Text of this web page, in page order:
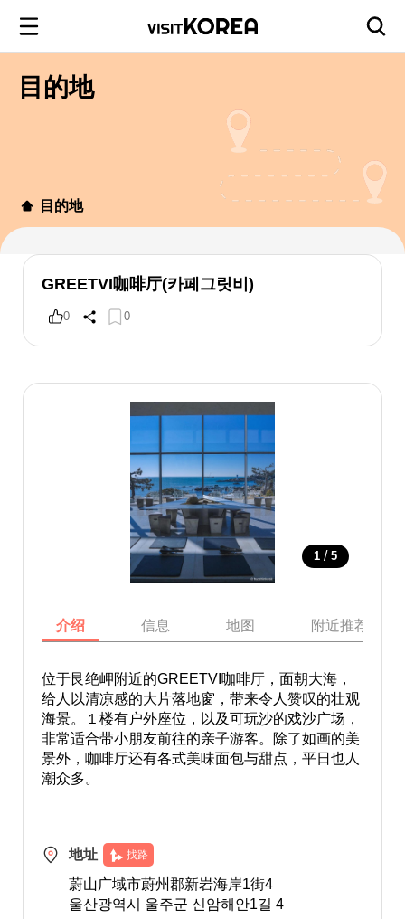
目的地
目的地
GREETVI咖啡厅(카페그릿비)
0 0
1 / 5
介绍 信息 地图 附近推荐景点
位于艮绝岬附近的GREETVI咖啡厅，面朝大海，
给人以清凉感的大片落地窗，带来令人赞叹的壮观
海景。１楼有户外座位，以及可玩沙的戏沙广场，
非常适合带小朋友前往的亲子游客。除了如画的美
景外，咖啡厅还有各式美味面包与甜点，平日也人
潮众多。
地址 找路
蔚山广域市蔚州郡新岩海岸1街4
울산광역시 울주군 신암해안1길 4